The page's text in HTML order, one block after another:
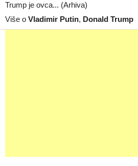
Trump je ovca... (Arhiva)
Više o Vladimir Putin, Donald Trump